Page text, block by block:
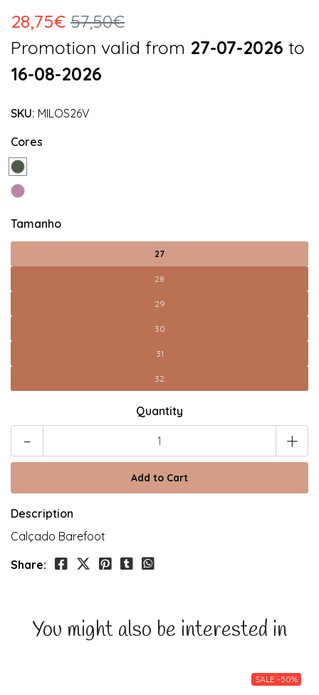
28,75€ 57,50€
Promotion valid from 27-07-2026 to
16-08-2026
SKU: MILOS26V
Cores
Tamanho
27
28
29
30
31
32
Quantity
- +
Description
Calçado Barefoot
Share:
You might also be interested in
SALE -50%